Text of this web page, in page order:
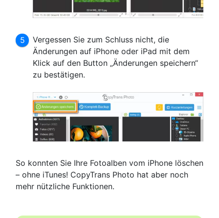
Vergessen Sie zum Schluss nicht, die
Änderungen auf iPhone oder iPad mit dem
Klick auf den Button „Änderungen speichern“
zu bestätigen.
So konnten Sie Ihre Fotoalben vom iPhone löschen
– ohne iTunes! CopyTrans Photo hat aber noch
mehr nützliche Funktionen.